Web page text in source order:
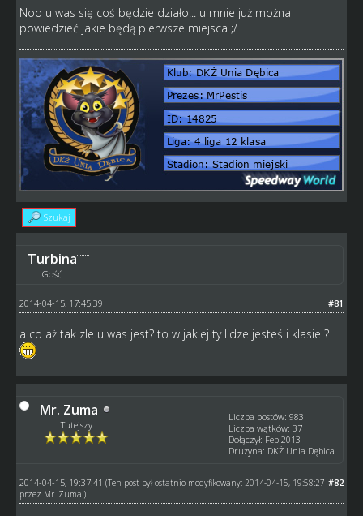
Noo u was się coś będzie działo... u mnie już można
powiedzieć jakie będą pierwsze miejsca ;/
Szukaj
Turbina
Gość
#81
2014-04-15, 17:45:39
a co aż tak zle u was jest? to w jakiej ty lidze jesteś i klasie ?
Mr. Zuma
Tutejszy
Liczba postów: 983
Liczba wątków: 37
Dołączył: Feb 2013
Drużyna: DKŻ Unia Dębica
#82
2014-04-15, 19:37:41 (Ten post był ostatnio modyfikowany: 2014-04-15, 19:58:27
przez Mr. Zuma .)